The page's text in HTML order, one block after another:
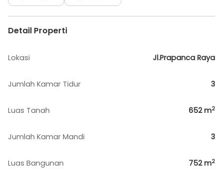
Detail Properti
Lokasi Jl.Prapanca Raya
Jumlah Kamar Tidur 3
Luas Tanah 652m2
Jumlah Kamar Mandi 3
Luas Bangunan 752m2